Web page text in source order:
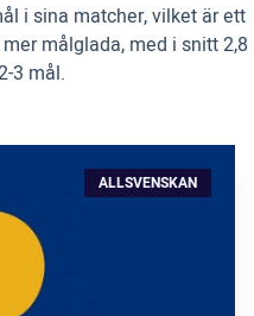
i sina matcher, vilket är ett
målglada, med i snitt 2,8
3 mål.
ALLSVENSKAN